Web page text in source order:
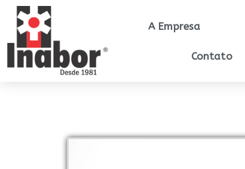
A Empresa
Contato